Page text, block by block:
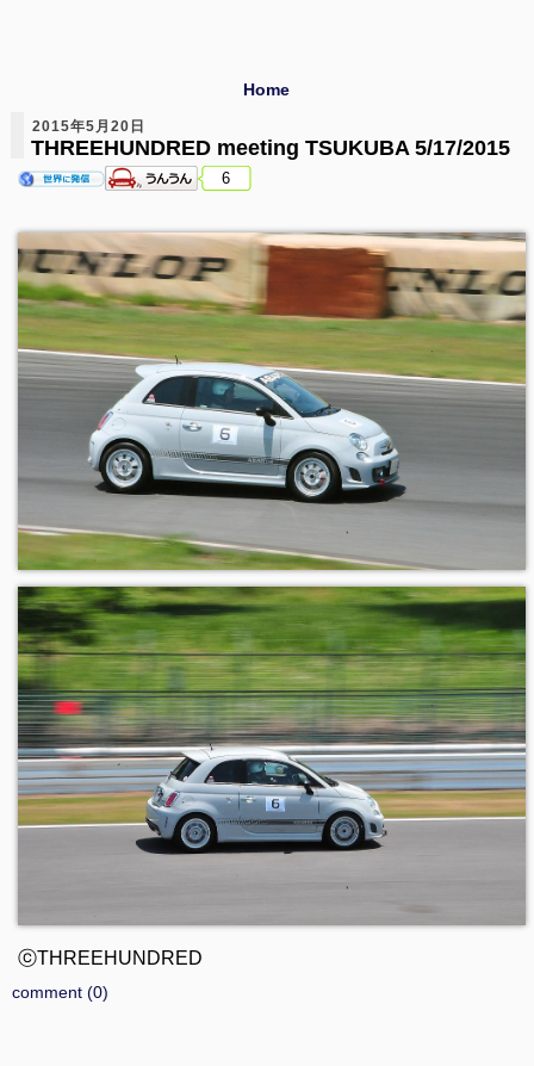
Home
2015年5月20日
THREEHUNDRED meeting TSUKUBA 5/17/2015
6
ⓒTHREEHUNDRED
comment (0)